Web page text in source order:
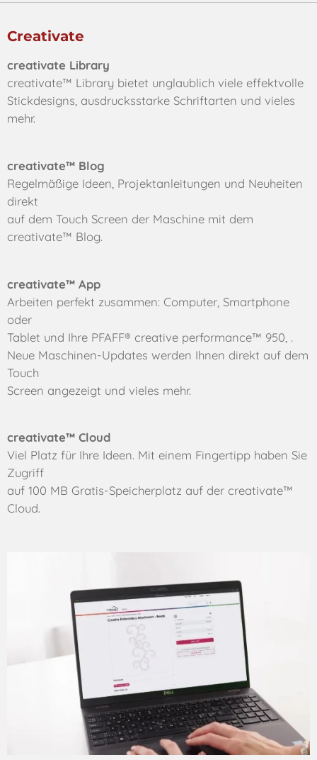
Creativate
creativate Library
creativate™ Library bietet unglaublich viele effektvolle
Stickdesigns, ausdrucksstarke Schriftarten und vieles
mehr.
creativate™ Blog
Regelmäßige Ideen, Projektanleitungen und Neuheiten
direkt
auf dem Touch Screen der Maschine mit dem
creativate™ Blog.
creativate™ App
Arbeiten perfekt zusammen: Computer, Smartphone
oder
Tablet und Ihre PFAFF® creative performance™ 950, .
Neue Maschinen-Updates werden Ihnen direkt auf dem
Touch
Screen angezeigt und vieles mehr.
creativate™ Cloud
Viel Platz für Ihre Ideen. Mit einem Fingertipp haben Sie
Zugriff
auf 100 MB Gratis-Speicherplatz auf der creativate™
Cloud.